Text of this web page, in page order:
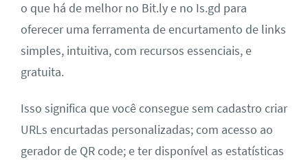
o que há de melhor no Bit.ly e no Is.gd para
oferecer uma ferramenta de encurtamento de links
simples, intuitiva, com recursos essenciais, e
gratuita.
Isso significa que você consegue sem cadastro criar
URLs encurtadas personalizadas; com acesso ao
gerador de QR code; e ter disponível as estatísticas